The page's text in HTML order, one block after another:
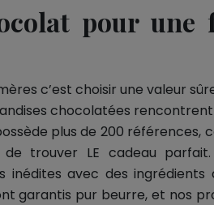
pour une
c’est choisir une valeur
chocolatées
plus de 200
trouver LE cadeau
inédites avec des ingrédients
garantis pur beurre, et nos